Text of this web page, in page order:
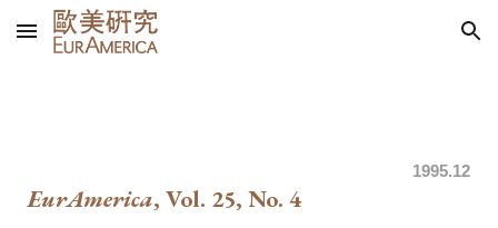
Skip to main content Skip to navigation
1995.12
EurAmerica, Vol. 25, No.4